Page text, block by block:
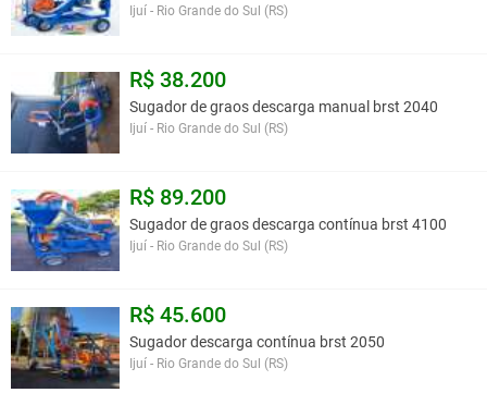
Ijuí - Rio Grande do Sul (RS)
R$ 38.200
Sugador de graos descarga manual brst 2040
Ijuí - Rio Grande do Sul (RS)
R$ 89.200
Sugador de graos descarga contínua brst 4100
Ijuí - Rio Grande do Sul (RS)
R$ 45.600
Sugador descarga contínua brst 2050
Ijuí - Rio Grande do Sul (RS)